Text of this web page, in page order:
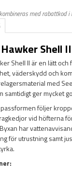
med rabattkod i
Shell
Shell II är en lätt
väderskydd och
med
samtidigt ger mycket
följer
vid höfterna
har
för utrustning samt